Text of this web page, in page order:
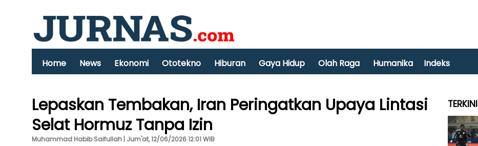
Home News Ekonomi Ototekno Hiburan Gaya Hidup Olah Raga Humanika Indeks
Lepaskan Tembakan, Iran Peringatkan Upaya Lintasi
Selat Hormuz Tanpa Izin
Muhammad Habib Saifullah | Jum'at, 12/06/2026 12:01 WIB
TERKINI